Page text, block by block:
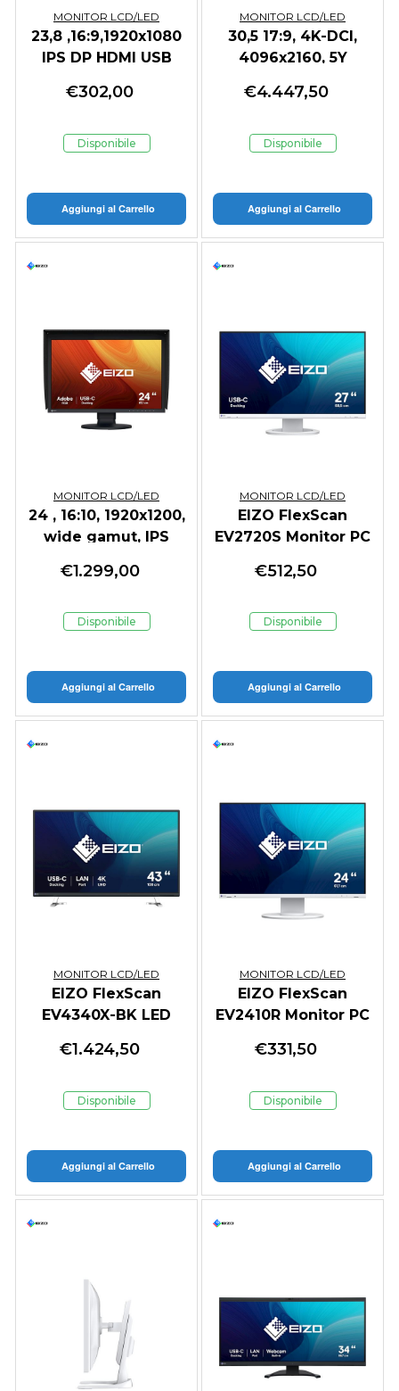
MONITOR LCD/LED
23,8 ,16:9,1920x1080
IPS DP HDMI USB
€302,00
Disponibile
Aggiungi al Carrello
MONITOR LCD/LED
30,5 17:9, 4K-DCI,
4096x2160, 5Y
€4.447,50
Disponibile
Aggiungi al Carrello
MONITOR LCD/LED
24 , 16:10, 1920x1200,
wide gamut, IPS
€1.299,00
Disponibile
Aggiungi al Carrello
MONITOR LCD/LED
EIZO FlexScan
EV2720S Monitor PC
1440 Pixel Quad HD
EV2720S-WT
€512,50
Disponibile
Aggiungi al Carrello
MONITOR LCD/LED
EIZO FlexScan
EV4340X-BK LED
(42.5") 3840 x 2160
Nero
€1.424,50
Disponibile
Aggiungi al Carrello
MONITOR LCD/LED
EIZO FlexScan
EV2410R Monitor PC
1200 Pixel WUXGA
EV2410R-WT
€331,50
Disponibile
Aggiungi al Carrello